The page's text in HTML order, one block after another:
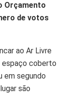
Orçamento
de votos
ao Ar Livre
espaço coberto
em segundo
são